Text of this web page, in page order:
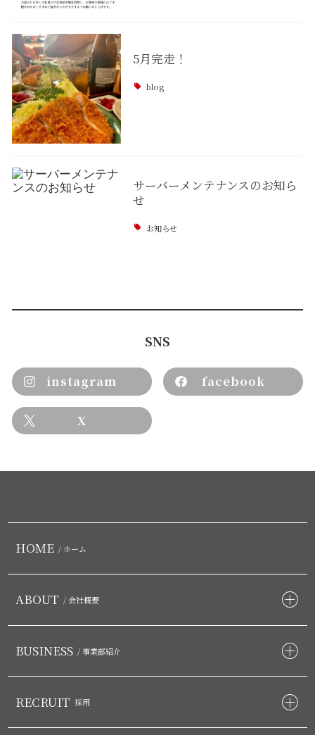
5月完走！
blog
サーバーメンテナンスのお知ら
せ
お知らせ
SNS
instagram facebook
X
HOME / ホーム
ABOUT / 会社概要
BUSINESS / 事業部紹介
RECRUIT 採用